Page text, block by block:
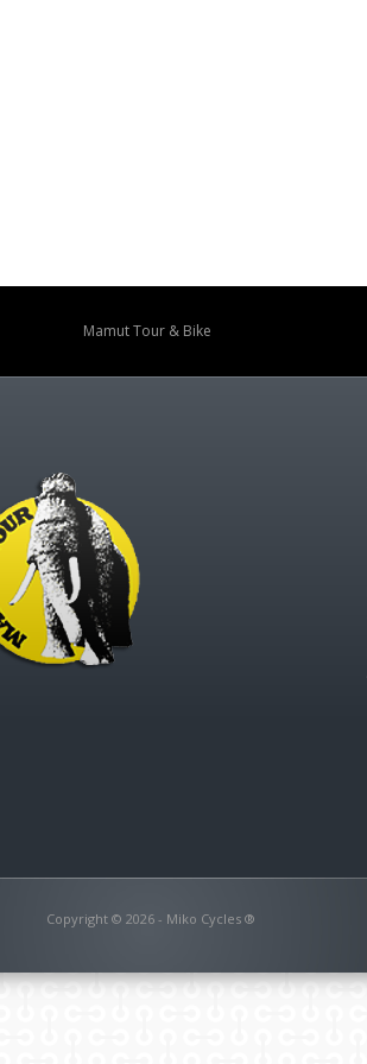
Mamut Tour & Bike
Copyright © 2026 - Miko Cycles ®